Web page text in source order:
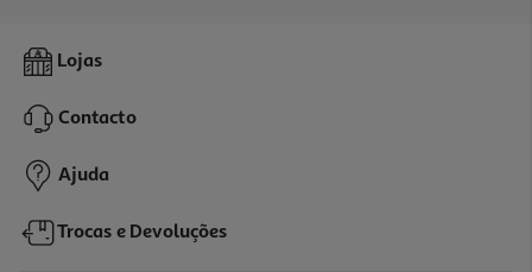
Lojas
Contacto
Ajuda
Trocas e Devoluções